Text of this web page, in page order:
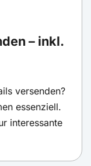
– inkl.
versenden?
essenziell.
interessante